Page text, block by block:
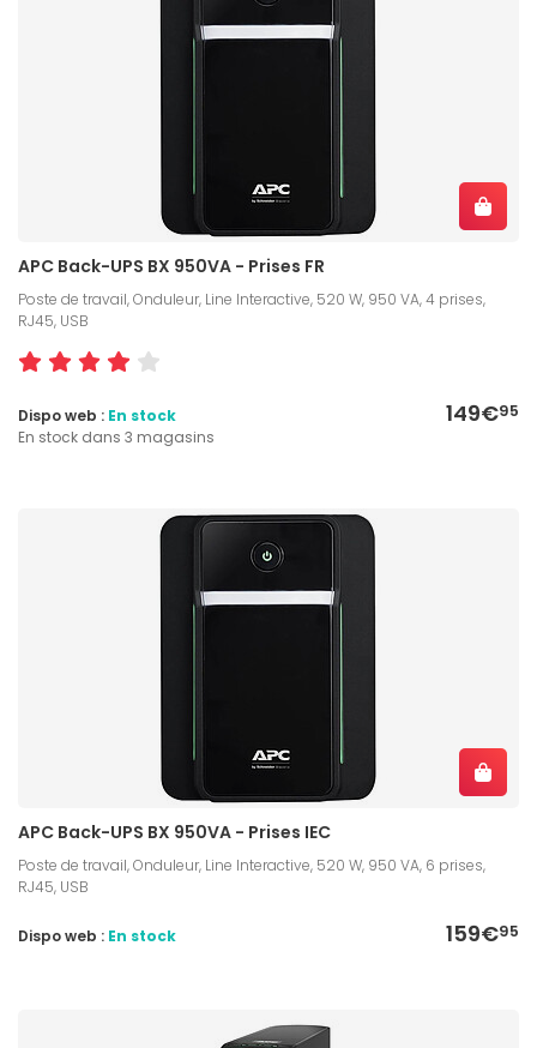
APC Back-UPS BX 950VA - Prises FR
Poste de travail, Onduleur, Line Interactive, 520 W, 950 VA, 4 prises,
RJ45, USB
149€95
Dispo web : En stock
En stock dans 3 magasins
APC Back-UPS BX 950VA - Prises IEC
Poste de travail, Onduleur, Line Interactive, 520 W, 950 VA, 6 prises,
RJ45, USB
159€95
Dispo web : En stock